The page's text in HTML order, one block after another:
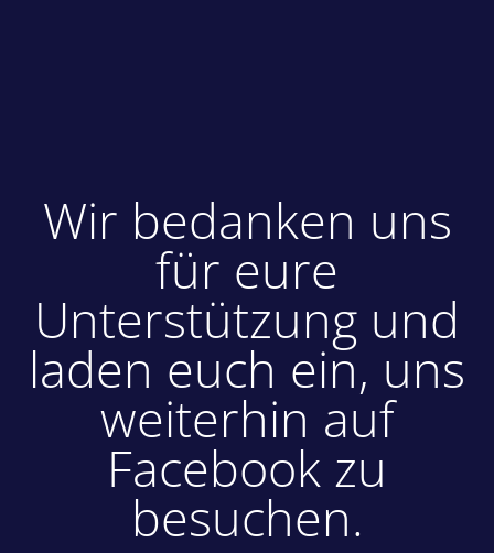
Wir bedanken uns
für eure
Unterstützung und
laden euch ein, uns
weiterhin auf
Facebook zu
besuchen.